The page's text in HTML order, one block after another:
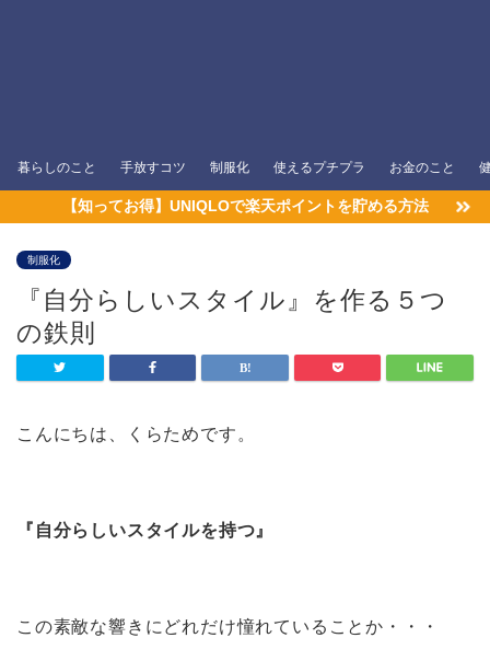
暮らしのこと 手放すコツ 制服化 使えるプチプラ お金のこと
【知ってお得】UNIQLOで楽天ポイントを貯める方法
制服化
『自分らしいスタイル』を作る５つ
の鉄則
こんにちは、くらためです。
『自分らしいスタイルを持つ』
この素敵な響きにどれだけ憧れていることか・・・